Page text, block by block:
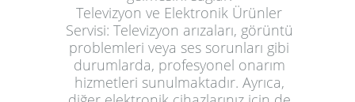
Televizyon ve Elektronik Ürünler
Servisi: Televizyon arızaları, görüntü
problemleri veya ses sorunları gibi
durumlarda, profesyonel onarım
hizmetleri sunulmaktadır. Ayrıca,